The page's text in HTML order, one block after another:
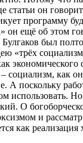
он
программу
он ещё об этом
был
«трёх
экономического
как
А поскольку
О
и
как